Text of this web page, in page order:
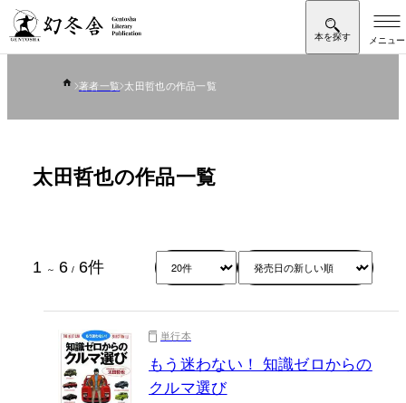
著者一覧 太田哲也の作品一覧
太田哲也の作品一覧
1 ～ 6 / 6件
単行本
もう迷わない！ 知識ゼロからの
クルマ選び